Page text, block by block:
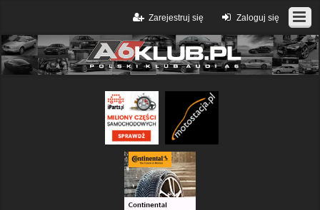
Zaloguj się
Zarejestruj się